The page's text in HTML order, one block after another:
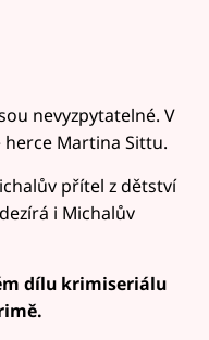
nevyzpytatelné. V
Martina Sittu.
přítel z dětství
i Michalův
dílu krimiseriálu